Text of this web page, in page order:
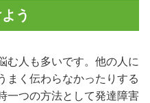
う
む人も多いです。他の人に
まく伝わらなかったりする
一つの方法として発達障害